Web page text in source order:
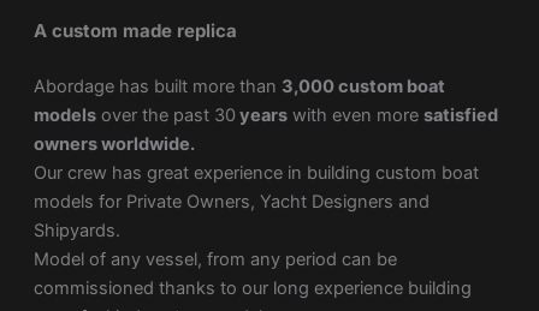
A custom made replica
Abordage has built more than 3,000 custom boat
modelsover the past 30 yearswith even more satisfied
owners worldwide.
Our crew has great experience in building custom boat
models for Private Owners, Yacht Designers and
Shipyards.
Model of any vessel, from any period can be
commissioned thanks to our long experience building